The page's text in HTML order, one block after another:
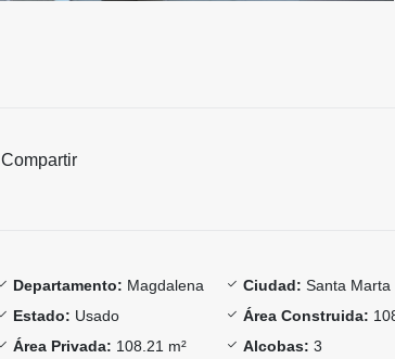
Compartir
Departamento: Magdalena Ciudad: Santa Marta
Estado: Usado Área Construida:
Área Privada: 108.21 m² Alcobas: 3